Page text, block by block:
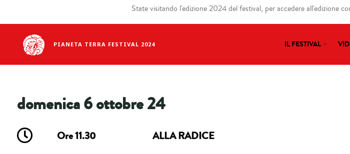
PIANETA TERRA FESTIVAL 2024 IL FESTIVAL
State visitando l'edizione 2024 del festival, per accedere all'edizione
domenica 6 ottobre 24
Ore 11.30 ALLA RADICE